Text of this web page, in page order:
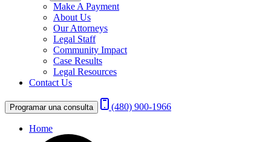
Make A Payment
About Us
Our Attorneys
Legal Staff
Community Impact
Case Results
Legal Resources
Contact Us
Programar una consulta (480) 900-1966
Home